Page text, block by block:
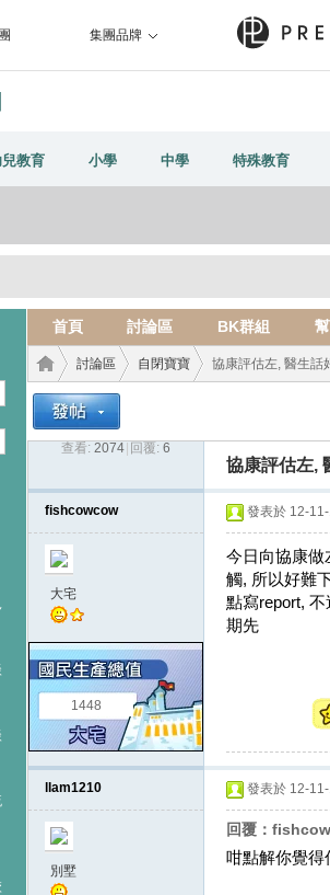
集團品牌
教育 小學 中學 特殊教育
首頁 討論區 BK群組
王國
討論區 自閉寶寶 協康評估左, 醫生話
查看: 2074 回覆: 6
協康評估左,
fishcowcow
大宅
1448
發表於 12-
今日向協康做
觸, 所以好難
點寫report,
期先
llam1210
別墅
發表於 12-
回覆：
咁點解你覺得